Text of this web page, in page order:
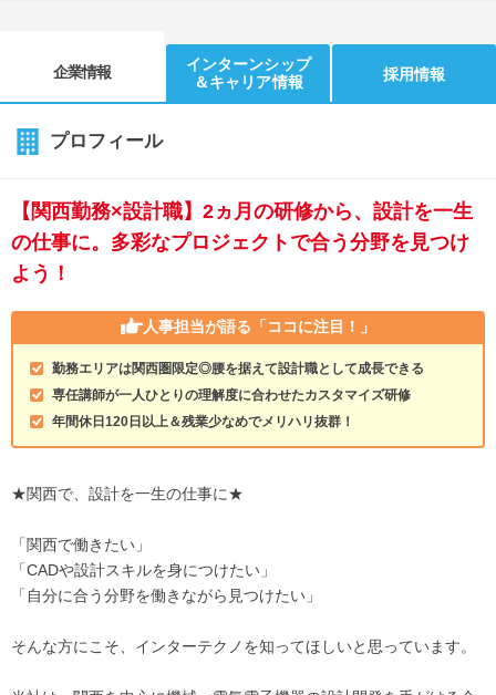
企業情報
インターンシップ
＆キャリア情報
採用情報
プロフィール
【関西勤務×設計職】2ヵ月の研修から、設計を一生
の仕事に。多彩なプロジェクトで合う分野を見つけ
よう！
人事担当が語る 「ココに注目！」
勤務エリアは関西圏限定◎腰を据えて設計職として成長できる
専任講師が一人ひとりの理解度に合わせたカスタマイズ研修
年間休日120日以上＆残業少なめでメリハリ抜群！
★関西で、設計を一生の仕事に★
「関西で働きたい」
「CADや設計スキルを身につけたい」
「自分に合う分野を働きながら見つけたい」
そんな方にこそ、インターテクノを知ってほしいと思っています。